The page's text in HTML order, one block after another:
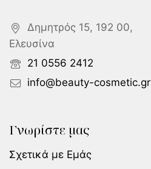
Δημητρός 15, 192 00,
Ελευσίνα
21 0556 2412
info@beauty-cosmetic.gr
Γνωρίστε μας
Σχετικά με Εμάς